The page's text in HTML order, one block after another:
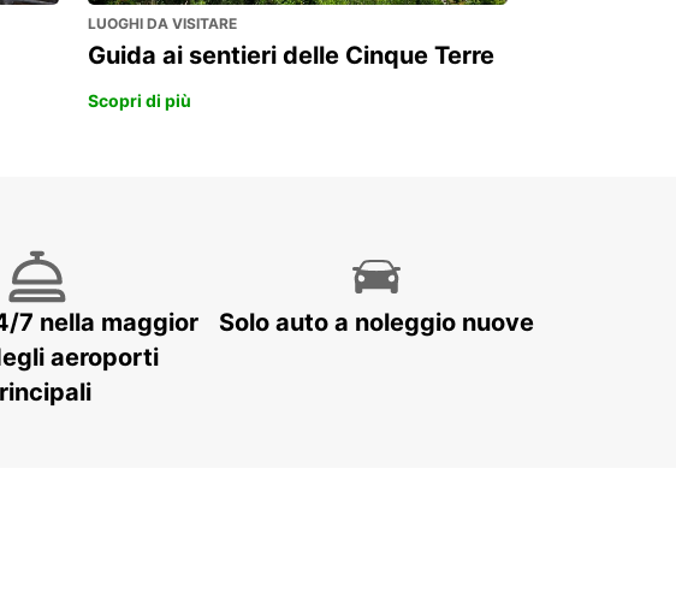
LUOGHI DA VISITARE
Guida ai sentieri delle Cinque Terre
Scopri di più
7 nella maggior
aeroporti
Solo auto a noleggio nuove